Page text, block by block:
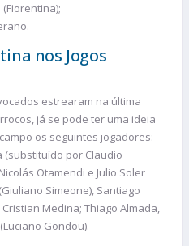
nos Jogos
estrearam na última
já se pode ter uma ideia
os seguintes jogadores:
(substituído por Claudio
Otamendi e Julio Soler
Simeone), Santiago
Medina; Thiago Almada,
Gondou).